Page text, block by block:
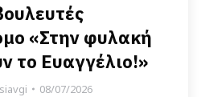
«Στην φυλακή
το Ευαγγέλιο!»
08/07/2026